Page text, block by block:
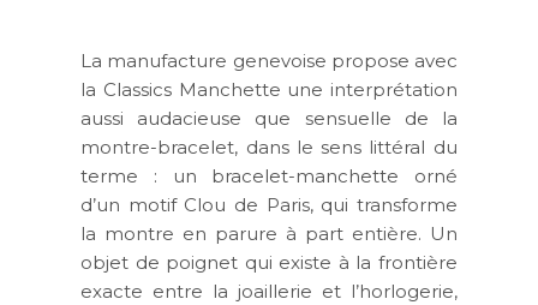
La manufacture genevoise propose avec
la Classics Manchette une interprétation
aussi audacieuse que sensuelle de la
montre-bracelet, dans le sens littéral du
terme : un bracelet-manchette orné
d’un motif Clou de Paris, qui transforme
la montre en parure à part entière. Un
objet de poignet qui existe à la frontière
exacte entre la joaillerie et l’horlogerie,